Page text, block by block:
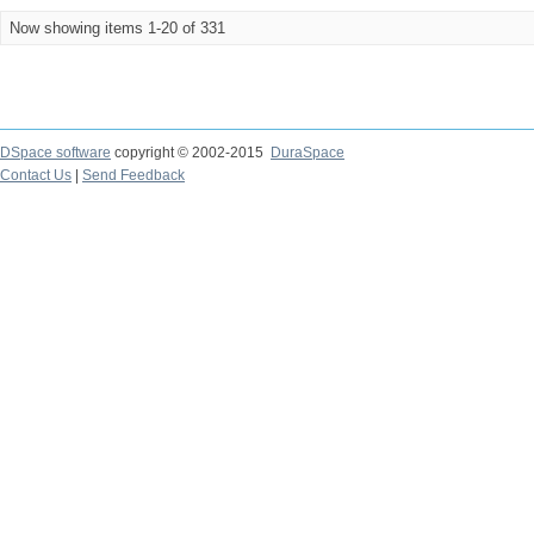
Now showing items 1-20 of 331
DSpace software copyright © 2002-2015
DuraSpace
Contact Us
Send Feedback